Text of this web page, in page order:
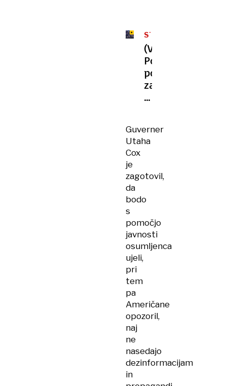
STRASBOURG
(VIDEO)
Poslanci
po
zavrnitvi
minute
Charlieja
Kirka
po
mizah
Guverner
Utaha
Cox
je
zagotovil,
da
bodo
s
pomočjo
javnosti
osumljenca
ujeli,
pri
tem
pa
Američane
opozoril,
naj
ne
nasedajo
dezinformacijam
in